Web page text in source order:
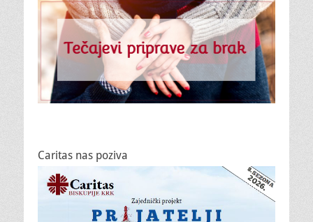
Caritas nas poziva